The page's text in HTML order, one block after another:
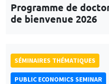
Programme de
de bienvenue 2026
SÉMINAIRES THÉMATIQUES
PUBLIC ECONOMICS SEMINAR